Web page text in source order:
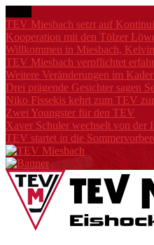
TEV Miesbach setzt auf
Kooperation mit den Tölzer
Willkommen in Miesbach,
TEV Miesbach verpflichtet
Weitere Veränderungen im
Drei prägende Gesichter sagen
Niko Fissekis kehrt zum TEV
Zwei Youngster für den TEV
Xaver Schuler wechselt von der
TEV startet in die